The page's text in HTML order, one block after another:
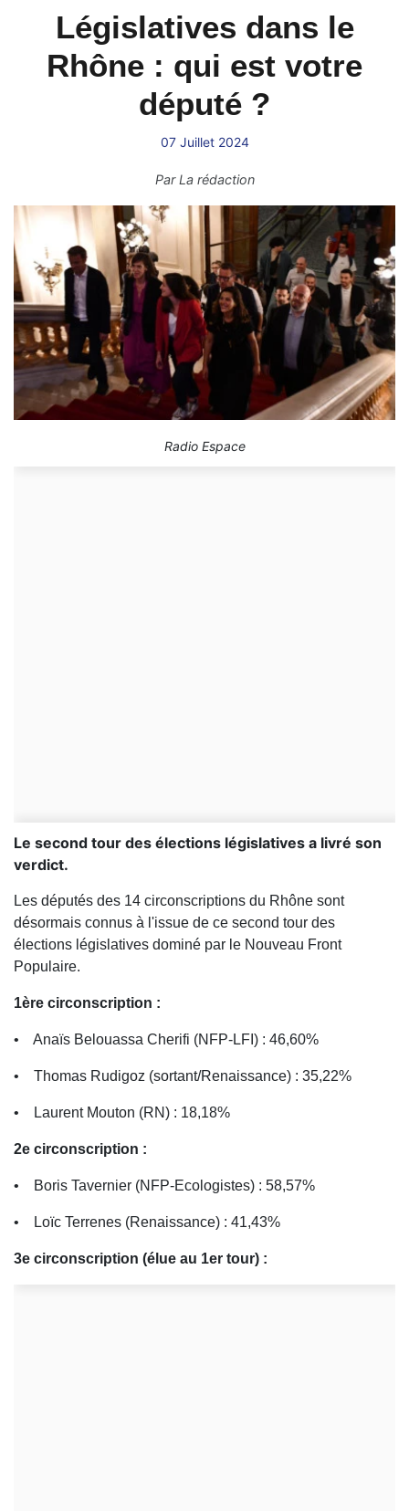
Législatives dans le
Rhône : qui est votre
député ?
07 Juillet 2024
ParLa rédaction
Radio Espace
Le second tour des élections législatives a livré son
verdict.
Les députés des 14 circonscriptions du Rhône sont
désormais connus à l'issue de ce second tour des
élections législatives dominé par le Nouveau Front
Populaire.
1ère circonscription :
• Anaïs Belouassa Cherifi (NFP-LFI) : 46,60%
• Thomas Rudigoz (sortant/Renaissance) : 35,22%
• Laurent Mouton (RN) : 18,18%
2e circonscription :
• Boris Tavernier (NFP-Ecologistes) : 58,57%
• Loïc Terrenes (Renaissance) : 41,43%
3e circonscription (élue au 1er tour) :